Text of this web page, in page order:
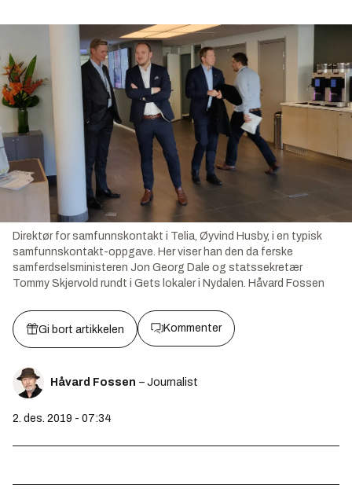
Direktør for samfunnskontakt i Telia, Øyvind Husby, i en typisk
samfunnskontakt-oppgave. Her viser han den da ferske
samferdselsministeren Jon Georg Dale og statssekretær
Tommy Skjervold rundt i Gets lokaler i Nydalen. Håvard Fossen
Gi bort artikkelen Kommenter
Håvard Fossen – Journalist
2. des. 2019 - 07:34